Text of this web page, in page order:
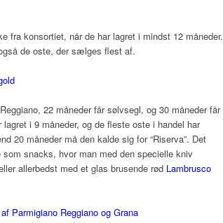
fra konsortiet, når de har lagret i mindst 12 måneder.
de oste, der sælges flest af.
22 måneder får sølvsegl, og 30 måneder får
i 9 måneder, og de fleste oste i handel har
20 måneder må den kalde sig for “Riserva”. Det
snacks, hvor man med den specielle kniv
allerbedst med et glas brusende rød Lambrusco